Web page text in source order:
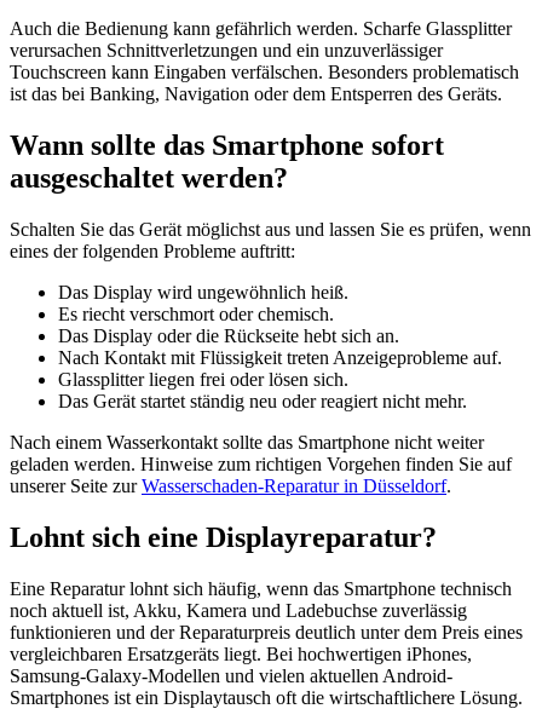
Auch die Bedienung kann gefährlich werden. Scharfe Glassplitter
verursachen Schnittverletzungen und ein unzuverlässiger
Touchscreen kann Eingaben verfälschen. Besonders problematisch
ist das bei Banking, Navigation oder dem Entsperren des Geräts.
Wann sollte das Smartphone sofort
ausgeschaltet werden?
Schalten Sie das Gerät möglichst aus und lassen Sie es prüfen, wenn
eines der folgenden Probleme auftritt:
Das Display wird ungewöhnlich heiß.
Es riecht verschmort oder chemisch.
Das Display oder die Rückseite hebt sich an.
Nach Kontakt mit Flüssigkeit treten Anzeigeprobleme auf.
Glassplitter liegen frei oder lösen sich.
Das Gerät startet ständig neu oder reagiert nicht mehr.
Nach einem Wasserkontakt sollte das Smartphone nicht weiter
geladen werden. Hinweise zum richtigen Vorgehen finden Sie auf
unserer Seite zurWasserschaden-Reparatur in Düsseldorf.
Lohnt sich eine Displayreparatur?
Eine Reparatur lohnt sich häufig, wenn das Smartphone technisch
noch aktuell ist, Akku, Kamera und Ladebuchse zuverlässig
funktionieren und der Reparaturpreis deutlich unter dem Preis eines
vergleichbaren Ersatzgeräts liegt. Bei hochwertigen iPhones,
Samsung-Galaxy-Modellen und vielen aktuellen Android-
Smartphones ist ein Displaytausch oft die wirtschaftlichere Lösung.